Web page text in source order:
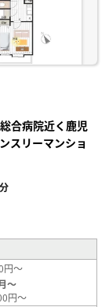
合病院近く鹿児
スリーマンショ
円～
～
円～